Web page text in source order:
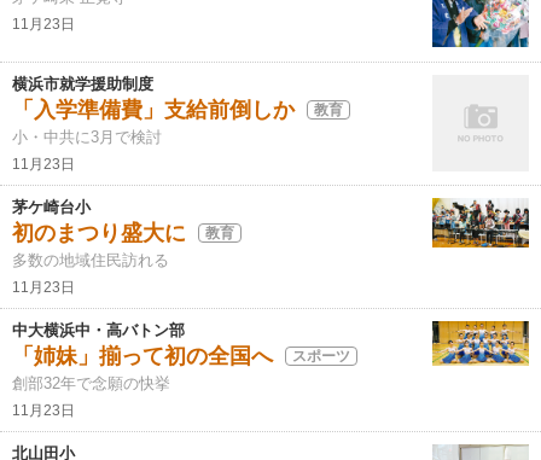
11月23日
横浜市就学援助制度
「入学準備費」支給前倒しか 教育
小・中共に3月で検討
11月23日
茅ケ崎台小
初のまつり盛大に 教育
多数の地域住民訪れる
11月23日
中大横浜中・高バトン部
「姉妹」揃って初の全国へ スポーツ
創部32年で念願の快挙
11月23日
北山田小